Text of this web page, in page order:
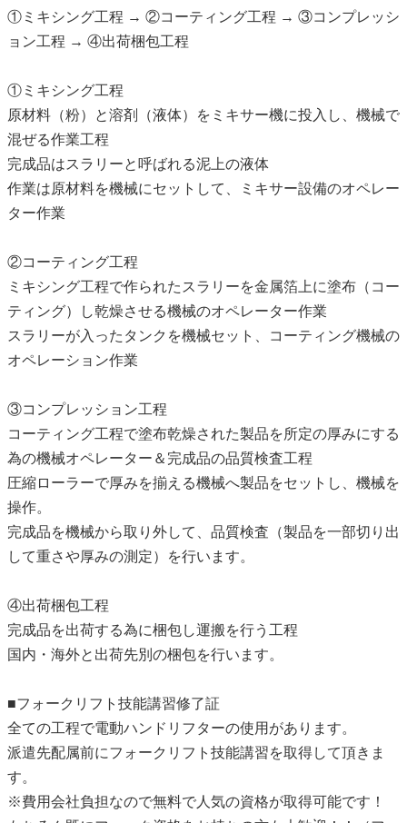
①ミキシング工程 → ②コーティング工程 → ③コンプレッシ
ョン工程 → ④出荷梱包工程
①ミキシング工程
原材料（粉）と溶剤（液体）をミキサー機に投入し、機械で
混ぜる作業工程
完成品はスラリーと呼ばれる泥上の液体
作業は原材料を機械にセットして、ミキサー設備のオペレー
ター作業
②コーティング工程
ミキシング工程で作られたスラリーを金属箔上に塗布（コー
ティング）し乾燥させる機械のオペレーター作業
スラリーが入ったタンクを機械セット、コーティング機械の
オペレーション作業
③コンプレッション工程
コーティング工程で塗布乾燥された製品を所定の厚みにする
為の機械オペレーター＆完成品の品質検査工程
圧縮ローラーで厚みを揃える機械へ製品をセットし、機械を
操作。
完成品を機械から取り外して、品質検査（製品を一部切り出
して重さや厚みの測定）を行います。
④出荷梱包工程
完成品を出荷する為に梱包し運搬を行う工程
国内・海外と出荷先別の梱包を行います。
■フォークリフト技能講習修了証
全ての工程で電動ハンドリフターの使用があります。
派遣先配属前にフォークリフト技能講習を取得して頂きま
す。
※費用会社負担なので無料で人気の資格が取得可能です！